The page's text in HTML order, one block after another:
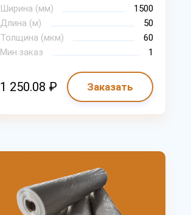
Ширина (мм)
1500
Длина (м)
50
Толщина (мкм)
60
Мин.заказ
1
1 250.08 ₽ Заказать